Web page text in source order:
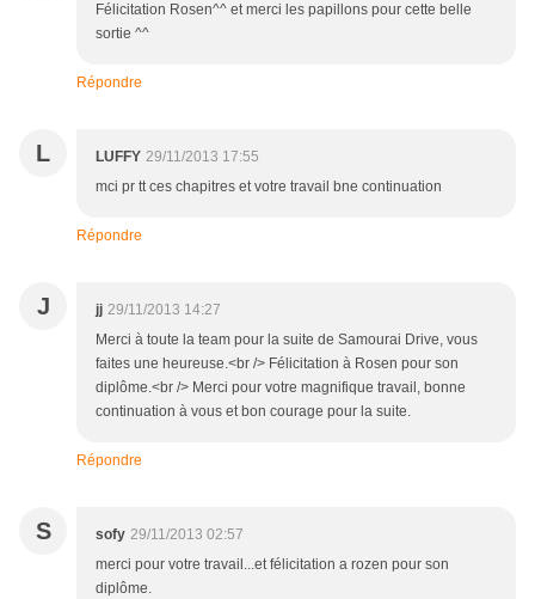
Félicitation Rosen^^ et merci les papillons pour cette belle
sortie ^^
Répondre
L LUFFY 29/11/2013 17:55
mci pr tt ces chapitres et votre travail bne continuation
Répondre
J jj 29/11/2013 14:27
Merci à toute la team pour la suite de Samourai Drive, vous
faites une heureuse.<br /> Félicitation à Rosen pour son
diplôme.<br /> Merci pour votre magnifique travail, bonne
continuation à vous et bon courage pour la suite.
Répondre
S sofy 29/11/2013 02:57
merci pour votre travail...et félicitation a rozen pour son
diplôme.